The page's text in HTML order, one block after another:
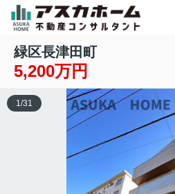
緑区長津田町
5,200万円
1/31